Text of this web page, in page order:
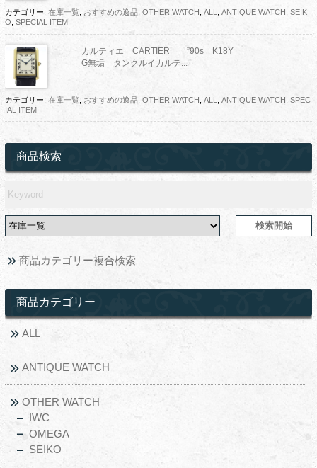
カテゴリー: 在庫一覧, おすすめの逸品, OTHER WATCH ALL ANTIQUE WATCH
SEIK
O SPECIAL ITEM
カルティエ CARTIER ”90s K18Y
G無垢 タンクルイカルテ...
カテゴリー: 在庫一覧, おすすめの逸品, OTHER WATCH ALL ANTIQUE WATCH SPEC
IAL ITEM
商品検索
商品カテゴリー複合検索
商品カテゴリー
ALL
ANTIQUE WATCH
OTHER WATCH
IWC
OMEGA
SEIKO